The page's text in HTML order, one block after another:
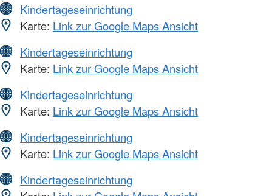
Kindertageseinrichtung
Karte: Link zur Google Maps Ansicht
Kindertageseinrichtung
Karte: Link zur Google Maps Ansicht
Kindertageseinrichtung
Karte: Link zur Google Maps Ansicht
Kindertageseinrichtung
Karte: Link zur Google Maps Ansicht
Kindertageseinrichtung